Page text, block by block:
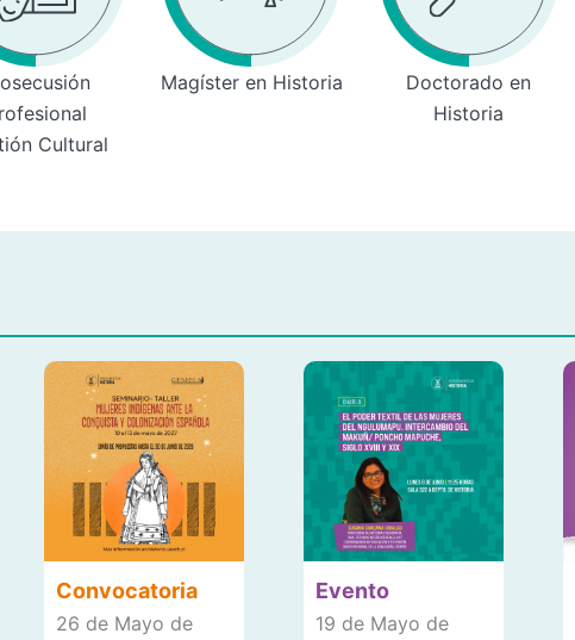
Cultural
Magíster en Historia
Doctorado en
Historia
Convocatoria
26 de Mayo de
Evento
19 de Mayo de